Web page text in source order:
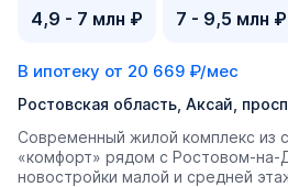
4,9 - 7 млн ₽ 7 - 9,5 млн ₽
В ипотеку от 20 669 ₽/мес
Ростовская область, Аксай,
Современный жилой комплекс из
«комфорт» рядом с Ростовом-на-
новостройки малой и средней